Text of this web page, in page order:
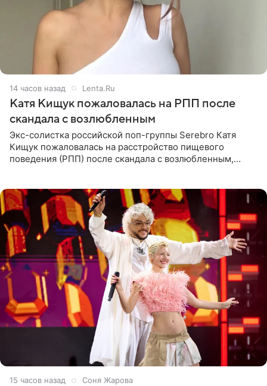
14 часов назад Lenta.Ru
Катя Кищук пожаловалась на РПП после
скандала с возлюбленным
Экс-солистка российской поп-группы Serebro Катя
Кищук пожаловалась на расстройство пищевого
поведения (РПП) после скандала с возлюбленным,
15 часов назад Соня Жарова